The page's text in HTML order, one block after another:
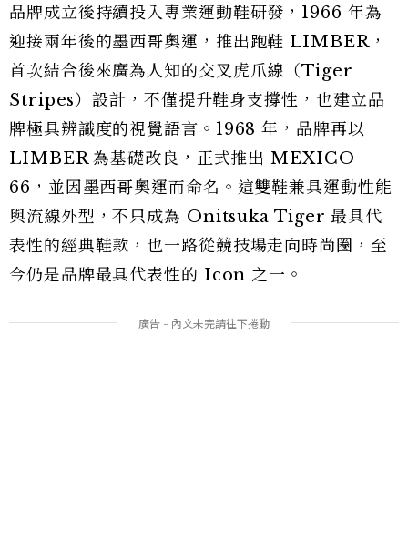
品牌成立後持續投入專業運動鞋研發，1966 年為
迎接兩年後的墨西哥奧運，推出跑鞋 LIMBER，
首次結合後來廣為人知的交叉虎爪線（Tiger
Stripes）設計，不僅提升鞋身支撐性，也建立品
牌極具辨識度的視覺語言。1968 年，品牌再以
LIMBER 為基礎改良，正式推出 MEXICO
66，並因墨西哥奧運而命名。這雙鞋兼具運動性能
與流線外型，不只成為 Onitsuka Tiger 最具代
表性的經典鞋款，也一路從競技場走向時尚圈，至
今仍是品牌最具代表性的 Icon 之一。